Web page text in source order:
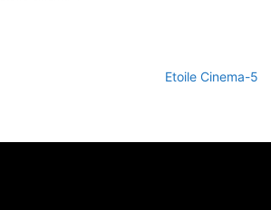
Etoile Cinema-5